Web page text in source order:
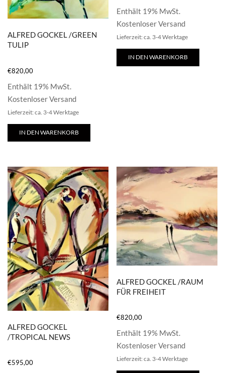
ALFRED GOCKEL /GREEN
TULIP
€820,00
Enthält 19% MwSt.
Kostenloser Versand
Lieferzeit: ca. 3-4 Werktage
IN DEN WARENKORB
Enthält 19% MwSt.
Kostenloser Versand
Lieferzeit: ca. 3-4 Werktage
IN DEN WARENKORB
ALFRED GOCKEL
/TROPICAL NEWS
€595,00
ALFRED GOCKEL /RAUM
FÜR FREIHEIT
€820,00
Enthält 19% MwSt.
Kostenloser Versand
Lieferzeit: ca. 3-4 Werktage